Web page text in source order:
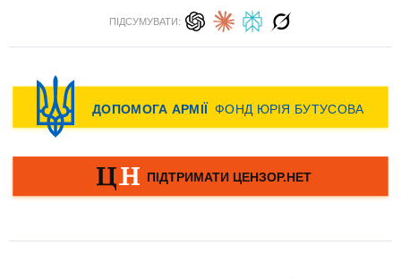
ПІДСУМУВАТИ: